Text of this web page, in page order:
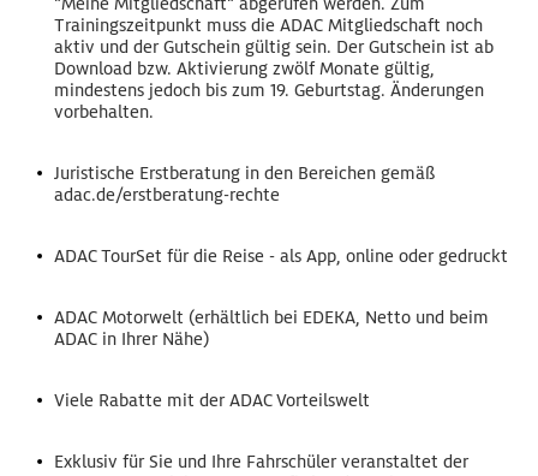
Trainingszeitpunkt muss die ADAC Mitgliedschaft noch
aktiv und der Gutschein gültig sein. Der Gutschein ist ab
Download bzw. Aktivierung zwölf Monate gültig,
mindestens jedoch bis zum 19. Geburtstag. Änderungen
vorbehalten.
Juristische Erstberatung in den Bereichen gemäß
adac.de/erstberatung-rechte
ADAC TourSet für die Reise - als App, online oder gedruckt
ADAC Motorwelt (erhältlich bei EDEKA, Netto und beim
ADAC in Ihrer Nähe)
Viele Rabatte mit der ADAC Vorteilswelt
Exklusiv für Sie und Ihre Fahrschüler veranstaltet der